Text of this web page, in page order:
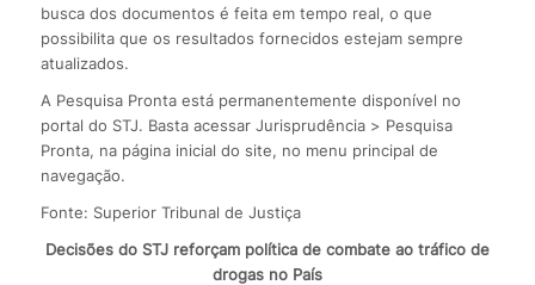
busca dos documentos é feita em tempo real, o que
possibilita que os resultados fornecidos estejam sempre
atualizados.
A Pesquisa Pronta está permanentemente disponível no
portal do STJ. Basta acessar Jurisprudência > Pesquisa
Pronta, na página inicial do site, no menu principal de
navegação.
Fonte: Superior Tribunal de Justiça
Decisões do STJ reforçam política de combate ao tráfico de
drogas no País